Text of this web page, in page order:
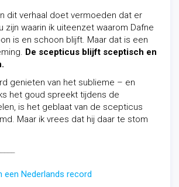
dit verhaal doet vermoeden dat er
zijn waarin ik uiteenzet waarom Dafne
is en schoon blijft. Maar dat is een
De scepticus blijft sceptisch en
genieten van het sublieme – en
het goud spreekt tijdens de
is het geblaat van de scepticus
Maar ik vrees dat hij daar te stom
een Nederlands record